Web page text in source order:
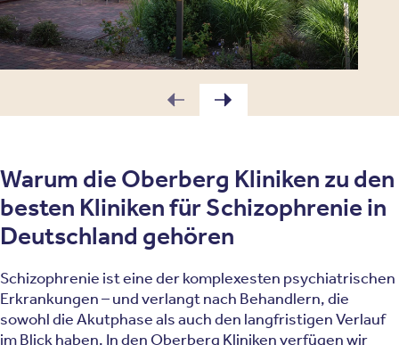
Warum die Oberberg Kliniken zu den
besten Kliniken für Schizophrenie in
Deutschland gehören
Schizophrenie ist eine der komplexesten psychiatrischen
Erkrankungen – und verlangt nach Behandlern, die
sowohl die Akutphase als auch den langfristigen Verlauf
im Blick haben. In den Oberberg Kliniken verfügen wir